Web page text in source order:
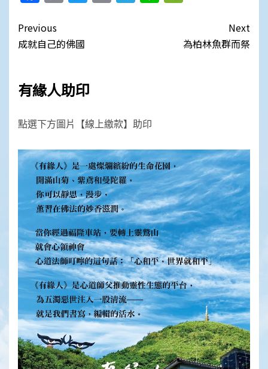
Post
navigation
Previous
成就自己的佛國
Next
為柏林魚群而祭
有緣人助印
點選下方圖片【線上繳款】助印